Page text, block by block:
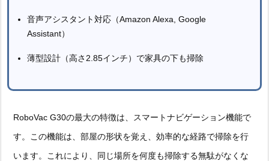
音声アシスタント対応（Amazon Alexa, Google
Assistant）
薄型設計（高さ2.85インチ）で家具の下も掃除
RoboVac G30の最大の特徴は、スマートナビゲーション機能で
す。この機能は、部屋の形状を覚え、効率的な経路で掃除を行
います。これにより、同じ場所を何度も掃除する無駄がなくな